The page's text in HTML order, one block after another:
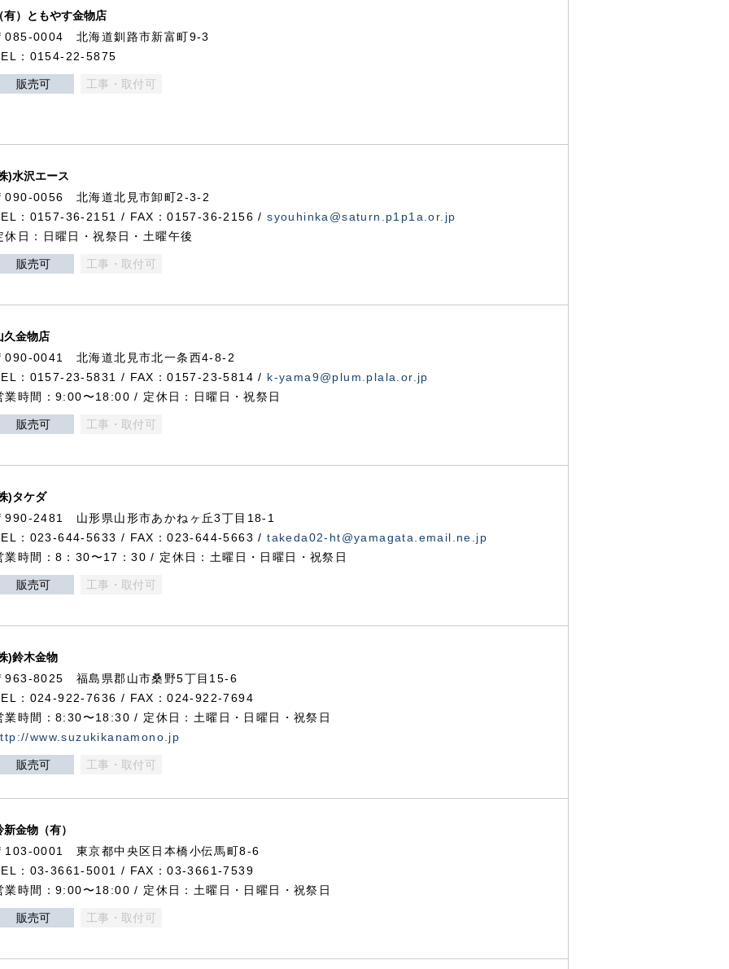
有）ともやす金物店
085-0004 北海道釧路市新富町9-3
：0154-22-5875
販売可 工事・取付可
)水沢エース
090-0056 北海道北見市卸町2-3-2
：0157-36-2151 / FAX：0157-36-2156 /syouhinka@saturn.p1p1a.or.jp
休日：日曜日・祝祭日・土曜午後
販売可 工事・取付可
久金物店
090-0041 北海道北見市北一条西4-8-2
：0157-23-5831 / FAX：0157-23-5814 / k-yama9@plum.plala.or.jp
業時間：9:00〜18:00 / 定休日：日曜日・祝祭日
販売可 工事・取付可
)タケダ
990-2481 山形県山形市あかねヶ丘3丁目18-1
：023-644-5633 / FAX：023-644-5663 /takeda02-ht@yamagata.email.ne.jp
業時間：8：30〜17：30 / 定休日：土曜日・日曜日・祝祭日
販売可 工事・取付可
)鈴木金物
963-8025 福島県郡山市桑野5丁目15-6
：024-922-7636 / FAX：024-922-7694
業時間：8:30〜18:30 / 定休日：土曜日・日曜日・祝祭日
www.suzukikanamono.jp
販売可 工事・取付可
新金物（有）
103-0001 東京都中央区日本橋小伝馬町8-6
：03-3661-5001 / FAX：03-3661-7539
業時間：9:00〜18:00 / 定休日：土曜日・日曜日・祝祭日
販売可 工事・取付可